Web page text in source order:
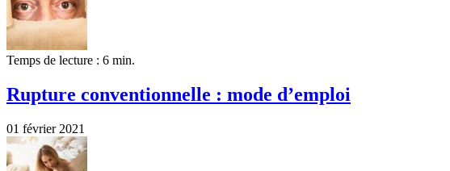
Temps de lecture : 6 min.
Rupture conventionnelle : mode d’emploi
01 février 2021